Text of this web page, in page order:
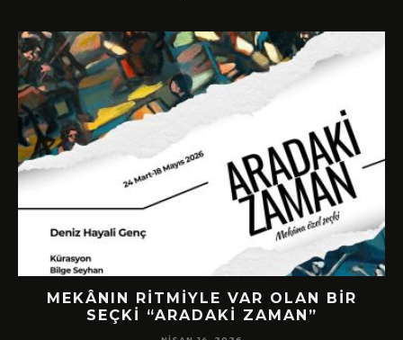
MEKÂNIN RITMIYLE VAR OLAN BIR
SEÇKI “ARADAKI ZAMAN”